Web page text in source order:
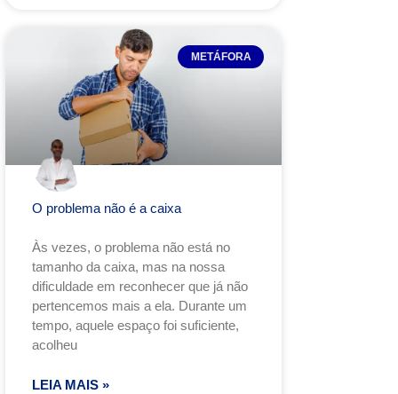
METÁFORA
O problema não é a caixa
Às vezes, o problema não está no
tamanho da caixa, mas na nossa
dificuldade em reconhecer que já não
pertencemos mais a ela. Durante um
tempo, aquele espaço foi suficiente,
acolheu
LEIA MAIS »